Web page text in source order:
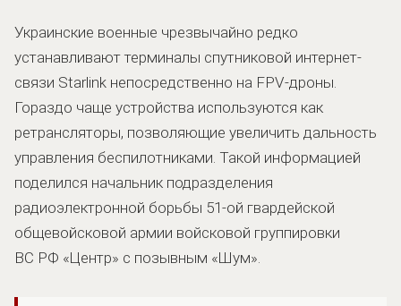
Украинские военные чрезвычайно редко
устанавливают терминалы спутниковой интернет-
связи Starlink непосредственно на FPV-дроны.
Гораздо чаще устройства используются как
ретрансляторы, позволяющие увеличить дальность
управления беспилотниками. Такой информацией
поделился начальник подразделения
радиоэлектронной борьбы 51-ой гвардейской
общевойсковой армии войсковой группировки
ВС РФ «Центр» с позывным «Шум».